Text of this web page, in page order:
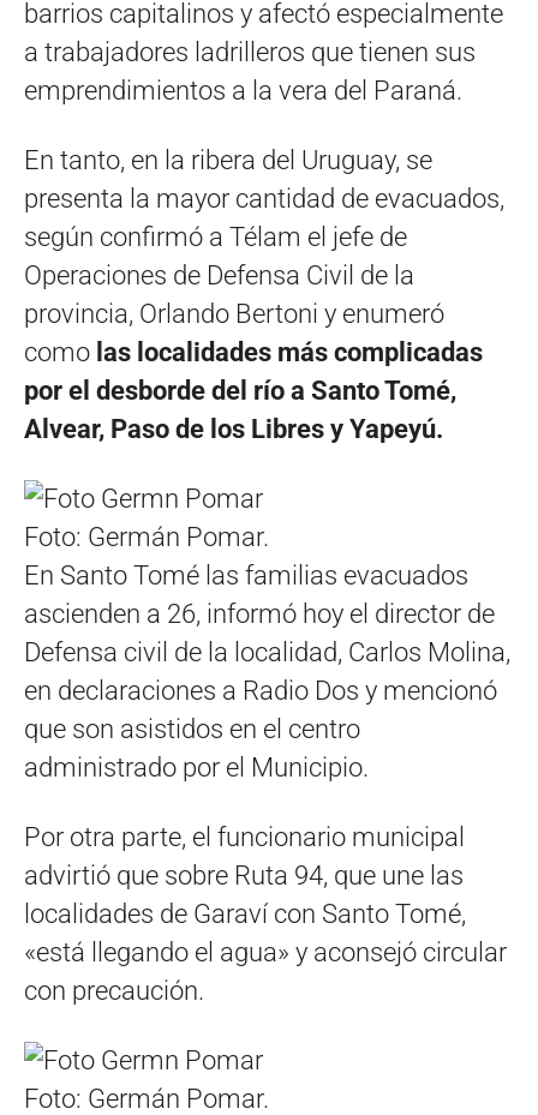
barrios capitalinos y afectó especialmente
a trabajadores ladrilleros que tienen sus
emprendimientos a la vera del Paraná.
En tanto, en la ribera del Uruguay, se
presenta la mayor cantidad de evacuados,
según confirmó a Télam el jefe de
Operaciones de Defensa Civil de la
provincia, Orlando Bertoni y enumeró
como las localidades más complicadas
por el desborde del río a Santo Tomé,
Alvear, Paso de los Libres y Yapeyú.
Foto: Germán Pomar.
En Santo Tomé las familias evacuados
ascienden a 26, informó hoy el director de
Defensa civil de la localidad, Carlos Molina,
en declaraciones a Radio Dos y mencionó
que son asistidos en el centro
administrado por el Municipio.
Por otra parte, el funcionario municipal
advirtió que sobre Ruta 94, que une las
localidades de Garaví con Santo Tomé,
«está llegando el agua» y aconsejó circular
con precaución.
Foto: Germán Pomar.